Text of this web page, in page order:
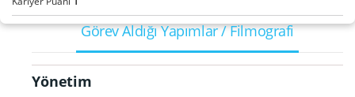
Görev Aldığı Yapımlar / Filmografi
Yönetim